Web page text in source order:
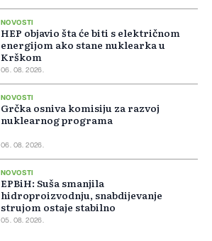
NOVOSTI
HEP objavio šta će biti s električnom
energijom ako stane nuklearka u
Krškom
06. 08. 2026.
NOVOSTI
Grčka osniva komisiju za razvoj
nuklearnog programa
06. 08. 2026.
NOVOSTI
EPBiH: Suša smanjila
hidroproizvodnju, snabdijevanje
strujom ostaje stabilno
05. 08. 2026.